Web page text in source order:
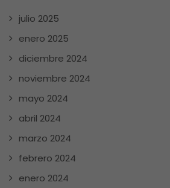
julio 2025
enero 2025
diciembre 2024
noviembre 2024
mayo 2024
abril 2024
marzo 2024
febrero 2024
enero 2024